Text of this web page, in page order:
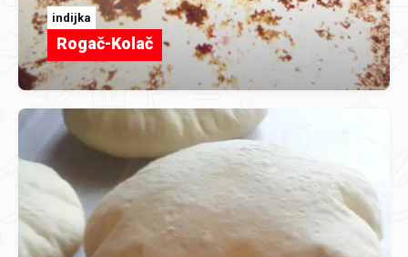
indijka
Rogač-Kolač